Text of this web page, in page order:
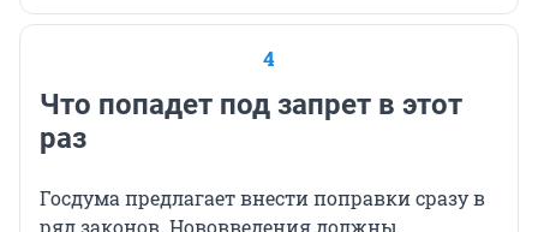
4
Что попадет под запрет в этот
раз
Госдума предлагает внести поправки сразу в
ряд законов. Нововведения должны